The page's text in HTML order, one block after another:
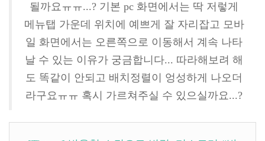
될까요ㅠㅠ...? 기본 pc 화면에서는 딱 저렇게
메뉴탭 가운데 위치에 예쁘게 잘 자리잡고 모바
일 화면에서는 오른쪽으로 이동해서 계속 나타
날 수 있는 이유가 궁금합니다... 따라해보려 해
도 똑같이 안되고 배치정렬이 엉성하게 나오더
라구요ㅠㅠ 혹시 가르쳐주실 수 있으실까요...?